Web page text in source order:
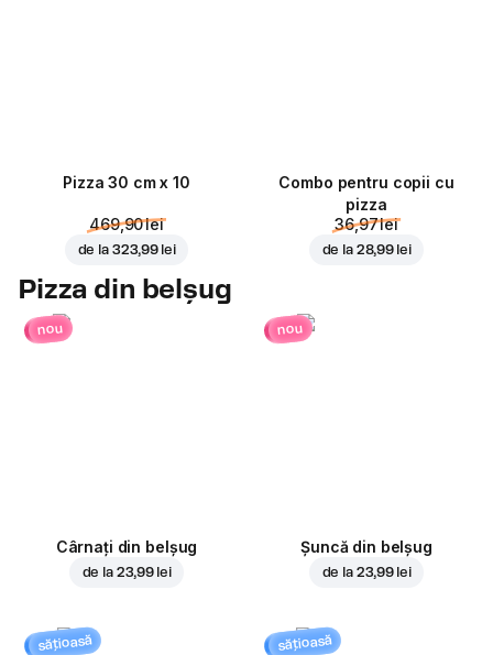
Pizza 30 cm x 10
469,90 lei
de la 323,99 lei
Combo pentru copii cu
pizza
36,97 lei
de la 28,99 lei
Pizza din belșug
nou
Cârnați din belșug
de la 23,99 lei
nou
Șuncă din belșug
de la 23,99 lei
sățioasă sățioasă